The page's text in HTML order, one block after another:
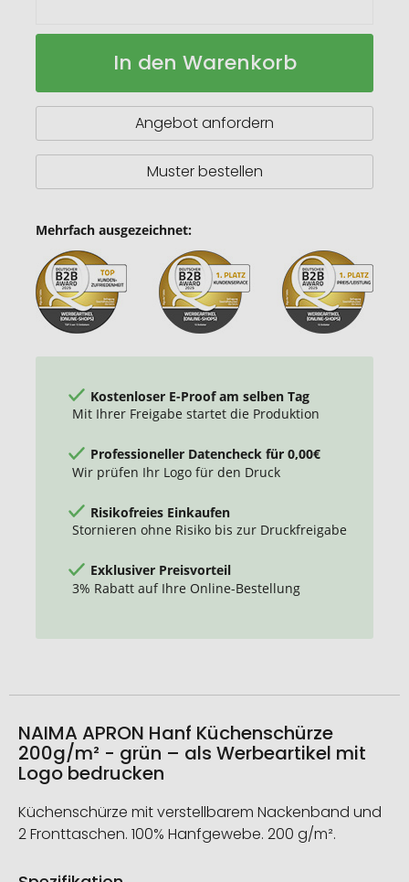
NAIMA
Küchenschürze
Auf
In den Warenkorb
Angebot anfordern
Muster bestellen
Mehrfach ausgezeichnet:
Kostenloser E-Proof am selben Tag
Mit Ihrer Freigabe startet die Produktion
Professioneller Datencheck für 0,00€
Wir prüfen Ihr Logo für den Druck
Risikofreies Einkaufen
Stornieren ohne Risiko bis zur Druckfreigabe
Exklusiver Preisvorteil
3% Rabatt auf Ihre Online-Bestellung
NAIMA APRON Hanf Küchenschürze
200g/m² - grün – als Werbeartikel mit
Logo bedrucken
Küchenschürze mit verstellbarem Nackenband und
2 Fronttaschen. 100% Hanfgewebe. 200 g/m².